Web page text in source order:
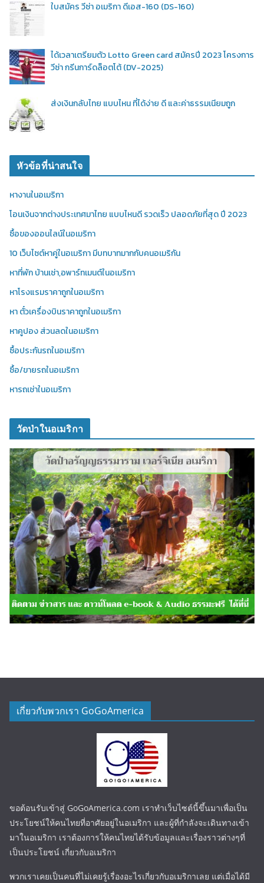
ใบสมัคร วีซ่า อเมริกา ดีเอส-160 (DS-160)
ได้เวลาเตรียมตัว Lotto Green card สมัครปี 2023 โครงการ
วีซ่า กรีนการ์ดล็อตโต้ (DV-2025)
ส่งเงินกลับไทย แบบไหน ที่ได้ง่าย ดี และค่าธรรมเนียมถูก
หัวข้อที่น่าสนใจ
หางานในอเมริกา
โอนเงินจากต่างประเทศมาไทย แบบไหนดี รวดเร็ว ปลอดภัยที่สุด ปี 2023
ซื้อของออนไลน์ในอเมริกา
10 เว็บไซต์หาคู่ในอเมริกา มีบทบาทมากกับคนอเมริกัน
หาที่พัก บ้านเช่า,อพาร์ทเมนต์ในอเมริกา
หาโรงแรมราคาถูกในอเมริกา
หา ตั๋วเครื่องบินราคาถูกในอเมริกา
หาคูปอง ส่วนลดในอเมริกา
ซื้อประกันรถในอเมริกา
ซื้อ/ขายรถในอเมริกา
หารถเช่าในอเมริกา
วัดป่าในอเมริกา
เกี่ยวกับพวกเรา GoGoAmerica
ขอต้อนรับเข้าสู่ GoGoAmerica.com เราทำเว็บไซต์นี้ขึ้นมาเพื่อเป็น
ประโยชน์ให้คนไทยที่อาศัยอยู่ในอเมริกา และผู้ที่กำลังจะเดินทางเข้า
มาในอเมริกา เราต้องการให้คนไทยได้รับข้อมูลและเรื่องราวต่างๆที่
เป็นประโยชน์ เกี่ยวกับอเมริกา
พวกเราเคยเป็นคนที่ไม่เคยรู้เรื่องอะไรเกี่ยวกับอเมริกาเลย แต่เมื่อได้มี